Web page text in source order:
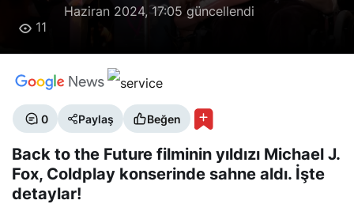
Haziran 2024, 17:05 güncellendi
11
0 Paylaş Beğen
Back to the Future filminin yıldızı Michael J.
Fox, Coldplay konserinde sahne aldı. İşte
detaylar!